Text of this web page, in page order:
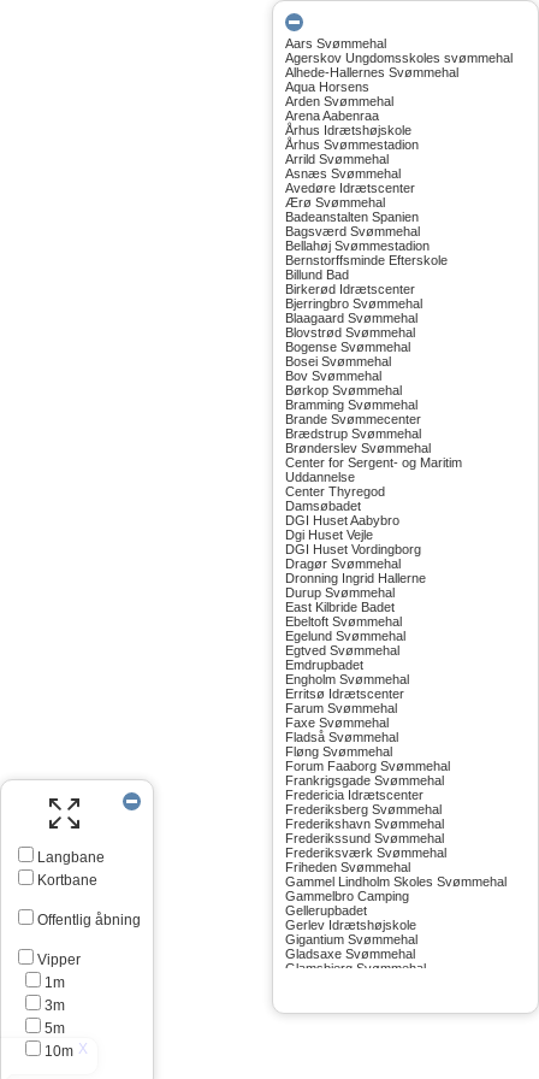
Langbane
Kortbane
Offentlig åbning
Vipper
1m
3m
5m
10m
Aars Svømmehal
Agerskov Ungdomsskoles svømmehal
Alhede-Hallernes Svømmehal
Aqua Horsens
Arden Svømmehal
Arena Aabenraa
Århus Idrætshøjskole
Århus Svømmestadion
Arrild Svømmehal
Asnæs Svømmehal
Avedøre Idrætscenter
Ærø Svømmehal
Badeanstalten Spanien
Bagsværd Svømmehal
Bellahøj Svømmestadion
Bernstorffsminde Efterskole
Billund Bad
Birkerød Idrætscenter
Bjerringbro Svømmehal
Blaagaard Svømmehal
Blovstrød Svømmehal
Bogense Svømmehal
Bosei Svømmehal
Bov Svømmehal
Børkop Svømmehal
Bramming Svømmehal
Brande Svømmecenter
Brædstrup Svømmehal
Brønderslev Svømmehal
Center for Sergent- og Maritim
Uddannelse
Center Thyregod
Damsøbadet
DGI Huset Aabybro
Dgi Huset Vejle
DGI Huset Vordingborg
Dragør Svømmehal
Dronning Ingrid Hallerne
Durup Svømmehal
East Kilbride Badet
Ebeltoft Svømmehal
Egelund Svømmehal
Egtved Svømmehal
Emdrupbadet
Engholm Svømmehal
Erritsø Idrætscenter
Farum Svømmehal
Faxe Svømmehal
Fladså Svømmehal
Fløng Svømmehal
Forum Faaborg Svømmehal
Frankrigsgade Svømmehal
Fredericia Idrætscenter
Frederiksberg Svømmehal
Frederikshavn Svømmehal
Frederikssund Svømmehal
Frederiksværk Svømmehal
Friheden Svømmehal
Gammel Lindholm Skoles Svømmehal
Gammelbro Camping
Gellerupbadet
Gerlev Idrætshøjskole
Gigantium Svømmehal
Gladsaxe Svømmehal
Glamsbjerg Svømmehal
Greve Svømmehal